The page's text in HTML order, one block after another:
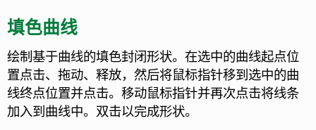
填色曲线
绘制基于曲线的填色封闭形状。在选中的曲线起点位
置点击、拖动、释放，然后将鼠标指针移到选中的曲
线终点位置并点击。移动鼠标指针并再次点击将线条
加入到曲线中。双击以完成形状。